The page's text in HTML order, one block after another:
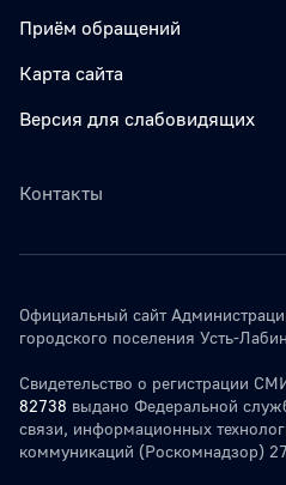
Приём обращений
Карта сайта
Версия для слабовидящих
Контакты
Официальный сайт
городского поселения Усть-
Свидетельство о регистрации
82738 выдано Федеральной
связи, информационных
коммуникаций (Роскомнадзор)